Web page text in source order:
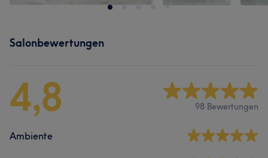
Salonbewertungen
4,8 98 Bewertungen
Ambiente